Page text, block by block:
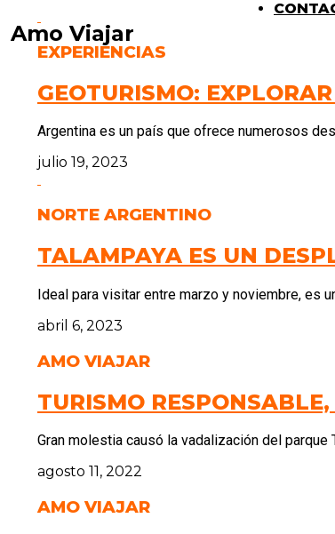
Amo Viajar
EXPERIENCIAS
GEOTURISMO:
Argentina es un país que ofrece numerosos
julio 19, 2023
NORTE ARGENTINO
TALAMPAYA ES UN
Ideal para visitar entre marzo y noviembre, es
abril 6, 2023
AMO VIAJAR
TURISMO
Gran molestia causó la vadalización del
agosto 11, 2022
AMO VIAJAR